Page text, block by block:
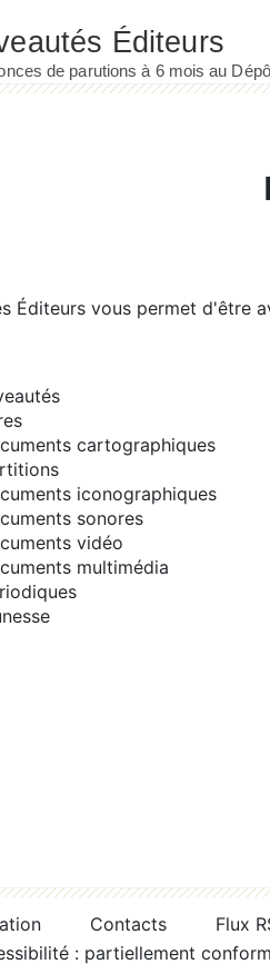
Éditeurs vous permet d'être
cartographiques
iconographiques
sonores
vidéo
multimédia
Contacts
Flux
: partiellement